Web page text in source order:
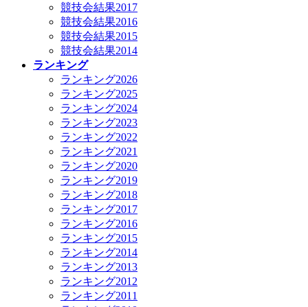
競技会結果2017
競技会結果2016
競技会結果2015
競技会結果2014
ランキング
ランキング2026
ランキング2025
ランキング2024
ランキング2023
ランキング2022
ランキング2021
ランキング2020
ランキング2019
ランキング2018
ランキング2017
ランキング2016
ランキング2015
ランキング2014
ランキング2013
ランキング2012
ランキング2011